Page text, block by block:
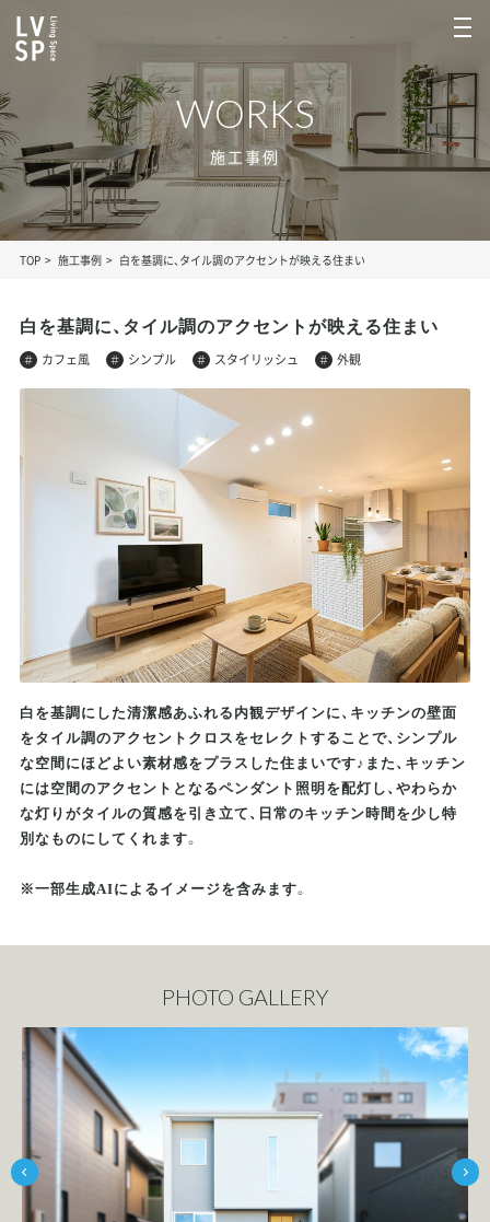
WORKS
施工事例
TOP 施工事例 白を基調に、タイル調のアクセントが映える住まい
白を基調に、タイル調のアクセントが映える住まい
カフェ風
シンプル スタイリッシュ 外観
白を基調にした清潔感あふれる内観デザインに、キッチンの壁面
をタイル調のアクセントクロスをセレクトすることで、シンプル
な空間にほどよい素材感をプラスした住まいです♪また、キッチン
には空間のアクセントとなるペンダント照明を配灯し、やわらか
な灯りがタイルの質感を引き立て、日常のキッチン時間を少し特
別なものにしてくれます。
※一部生成AIによるイメージを含みます。
PHOTO GALLERY